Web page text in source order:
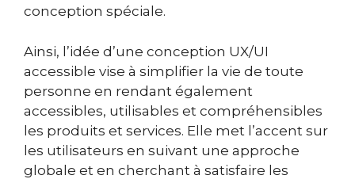
conception spéciale.
Ainsi, l’idée d’une conception UX/UI
accessible vise à simplifier la vie de toute
personne en rendant également
accessibles, utilisables et compréhensibles
les produits et services. Elle met l’accent sur
les utilisateurs en suivant une approche
globale et en cherchant à satisfaire les